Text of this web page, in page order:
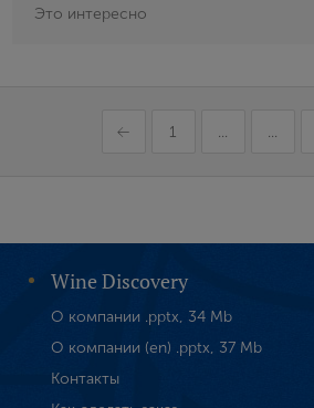
Это интересно
1 ... ...
Wine Discovery
О компании .pptx, 34 Mb
О компании (en) .pptx, 37 Mb
Контакты